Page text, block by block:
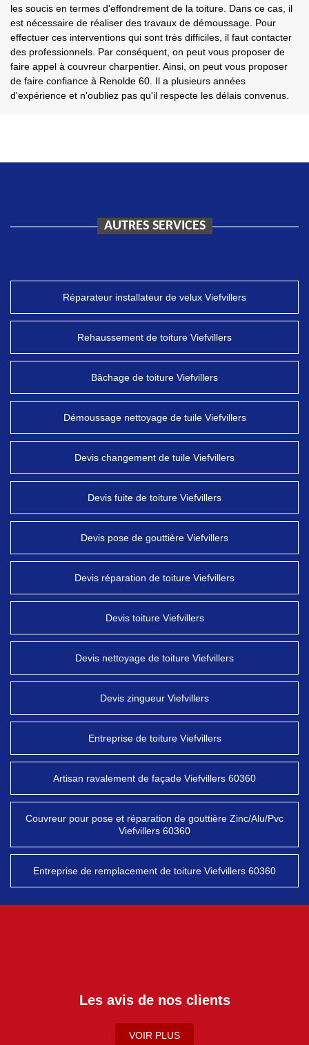
les soucis en termes d'effondrement de la toiture. Dans ce cas, il
est nécessaire de réaliser des travaux de démoussage. Pour
effectuer ces interventions qui sont très difficiles, il faut contacter
des professionnels. Par conséquent, on peut vous proposer de
faire appel à couvreur charpentier. Ainsi, on peut vous proposer
de faire confiance à Renolde 60. Il a plusieurs années
d'expérience et n'oubliez pas qu'il respecte les délais convenus.
AUTRES SERVICES
Réparateur installateur de velux Viefvillers
Rehaussement de toiture Viefvillers
Bâchage de toiture Viefvillers
Démoussage nettoyage de tuile Viefvillers
Devis changement de tuile Viefvillers
Devis fuite de toiture Viefvillers
Devis pose de gouttière Viefvillers
Devis réparation de toiture Viefvillers
Devis toiture Viefvillers
Devis nettoyage de toiture Viefvillers
Devis zingueur Viefvillers
Entreprise de toiture Viefvillers
Artisan ravalement de façade Viefvillers 60360
Couvreur pour pose et réparation de gouttière Zinc/Alu/Pvc
Viefvillers 60360
Entreprise de remplacement de toiture Viefvillers 60360
Les avis de nos clients
VOIR PLUS